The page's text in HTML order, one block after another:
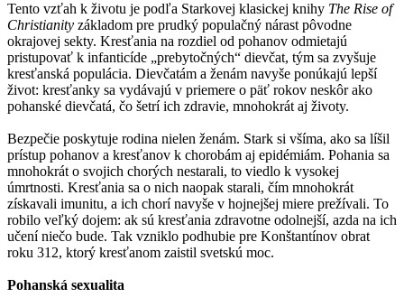
Tento vzťah k životu je podľa Starkovej klasickej knihy The Rise of
Christianity základom pre prudký populačný nárast pôvodne
okrajovej sekty. Kresťania na rozdiel od pohanov odmietajú
pristupovať k infanticíde „prebytočných“ dievčat, tým sa zvyšuje
kresťanská populácia. Dievčatám a ženám navyše ponúkajú lepší
život: kresťanky sa vydávajú v priemere o päť rokov neskôr ako
pohanské dievčatá, čo šetrí ich zdravie, mnohokrát aj životy.
Bezpečie poskytuje rodina nielen ženám. Stark si všíma, ako sa líšil
prístup pohanov a kresťanov k chorobám aj epidémiám. Pohania sa
mnohokrát o svojich chorých nestarali, to viedlo k vysokej
úmrtnosti. Kresťania sa o nich naopak starali, čím mnohokrát
získavali imunitu, a ich chorí navyše v hojnejšej miere prežívali. To
robilo veľký dojem: ak sú kresťania zdravotne odolnejší, azda na ich
učení niečo bude. Tak vzniklo podhubie pre Konštantínov obrat
roku 312, ktorý kresťanom zaistil svetskú moc.
Pohanská sexualita